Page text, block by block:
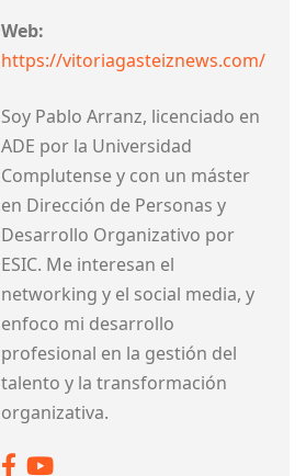
Web:
https://vitoriagasteiznews.com/
Soy Pablo Arranz, licenciado en
ADE por la Universidad
Complutense y con un máster
en Dirección de Personas y
Desarrollo Organizativo por
ESIC. Me interesan el
networking y el social media, y
enfoco mi desarrollo
profesional en la gestión del
talento y la transformación
organizativa.